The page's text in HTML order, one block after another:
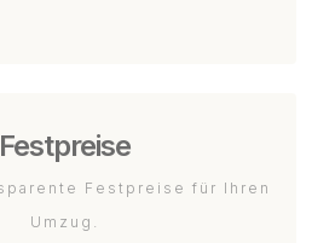
Festpreise
Festpreise für Ihren
Umzug.